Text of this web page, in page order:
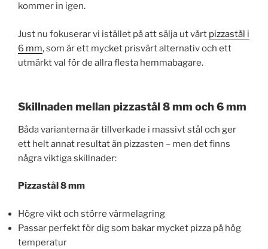
kommer in igen.
Just nu fokuserar vi istället på att sälja ut vårt pizzastål i
6 mm, som är ett mycket prisvärt alternativ och ett
utmärkt val för de allra flesta hemmabagare.
Skillnaden mellan pizzastål 8 mm och 6 mm
Båda varianterna är tillverkade i massivt stål och ger
ett helt annat resultat än pizzasten – men det finns
några viktiga skillnader:
Pizzastål 8 mm
Högre vikt och större värmelagring
Passar perfekt för dig som bakar mycket pizza på hög
temperatur